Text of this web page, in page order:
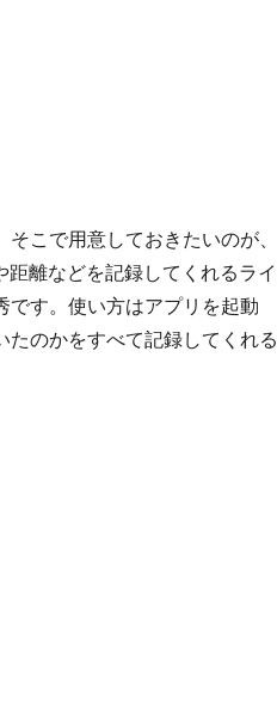
こで用意しておきたいのが、
離などを記録してくれるライ
です。使い方はアプリを起動
たのかをすべて記録してくれる